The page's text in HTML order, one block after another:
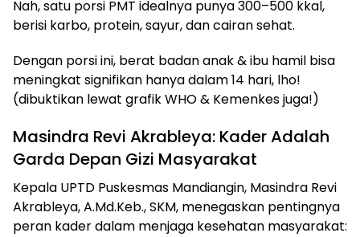
Nah, satu porsi PMT idealnya punya 300–500 kkal,
berisi karbo, protein, sayur, dan cairan sehat.
Dengan porsi ini, berat badan anak & ibu hamil bisa
meningkat signifikan hanya dalam 14 hari, lho!
(dibuktikan lewat grafik WHO & Kemenkes juga!)
Masindra Revi Akrableya: Kader Adalah
Garda Depan Gizi Masyarakat
Kepala UPTD Puskesmas Mandiangin, Masindra Revi
Akrableya, A.Md.Keb., SKM, menegaskan pentingnya
peran kader dalam menjaga kesehatan masyarakat: